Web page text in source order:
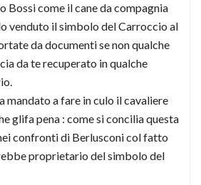
Bossi come il cane da compagnia
venduto il simbolo del Carroccio al
da documenti se non qualche
da te recuperato in qualche
mandato a fare in culo il cavaliere
glifa pena : come si concilia questa
confronti di Berlusconi col fatto
proprietario del simbolo del